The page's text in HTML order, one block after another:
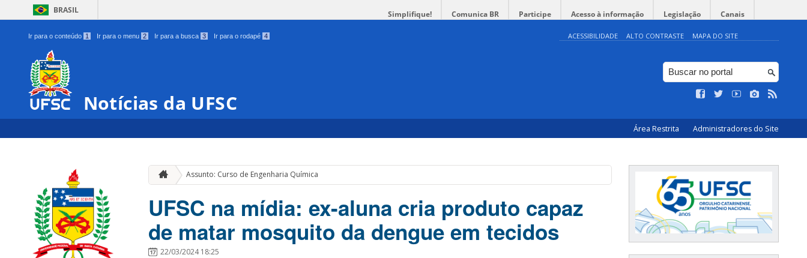
BRASIL Simplifique! Comunica BR Participe Acesso à informação Legislação Canais
Ir para o conteúdo 1 Ir para o menu 2 Ir para a busca 3 Ir para o rodapé 4 ACESSIBILIDADE ALTO CONTRASTE MAPA DO SITE
Notícias da UFSC
Área Restrita Administradores do Site
Assunto: Curso de Engenharia Química
UFSC na mídia: ex-aluna cria produto capaz
de matar mosquito da dengue em tecidos
22/03/2024 18:25